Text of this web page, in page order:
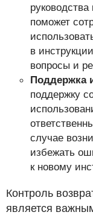
поможет
в
вопросы и
Поддержка
поддержку
случае
избежать
к новому
Контроль
является